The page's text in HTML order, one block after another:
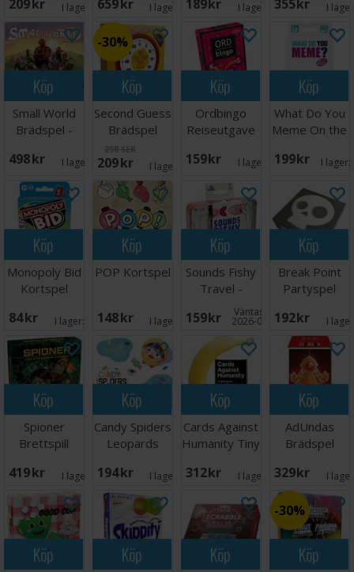
209 SEK I lager: 2659 SEK I lager:
Norsk
189 SEK I lager: 1355 SEK I
Köp
Small World
Brädspel -
498 SEK I lager: 3
Köp
30%
Second Guess
Brädspel
298 SEK
209 SEK I lager:
Köp
Ordbingo
Reiseutgave
159 SEK I lager:
Köp
What Do You
Meme On the
199 SEK I lager:
Köp
Monopoly Bid
Kortspel
84 SEK I lager:
Köp
POP Kortspel
148 SEK I lager:
Köp
Sounds Fishy
Travel -
Reseutgåva
159 SEK Väntas in:
2026-09-30
Köp
Break Point
Partyspel
192 SEK I
Köp
Spioner
Brettspill
419 SEK I lager:
Köp
Candy Spiders
Leopards
194 SEK I lager: 1
Köp
Cards Against
Humanity Tiny
312 SEK I lager: 2
Köp
AdUndas
Brädspel
329 SEK I
Köp Köp Köp Köp
30%